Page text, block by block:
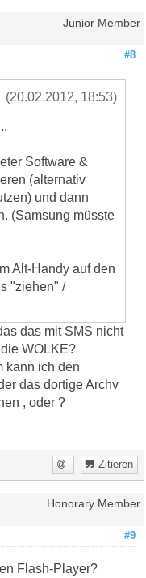
Junior Member
#8
(20.02.2012, 18:53)
Software &
(alternativ
und dann
(Samsung müsste
Alt-Handy auf den
"ziehen" /
das mit SMS nicht
WOLKE?
kann ich den
das dortige Archv
, oder ?
Zitieren
Honorary Member
#9
Flash-Player?